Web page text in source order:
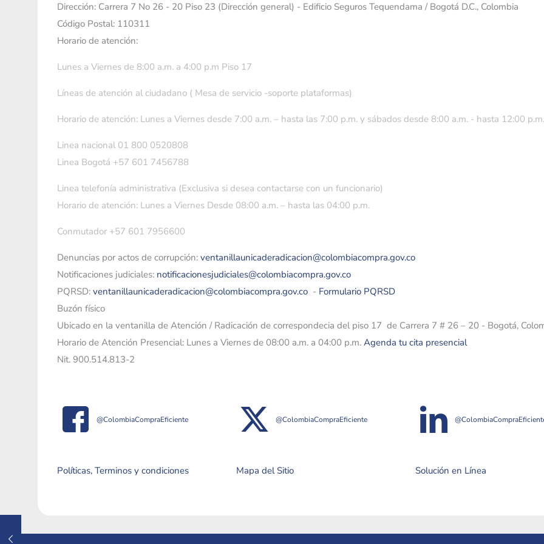
Dirección: Carrera 7 No 26 - 20 Piso 23 (Dirección general) - Edificio Seguros Tequendama / Bogotá D.C., Colombia
Código Postal: 110311
Horario de atención:
Lunes a Viernes de 8:00 a.m. a 4:00 p.m Piso 17
Líneas de atención al ciudadano ( Mesa de servicio -soporte plataformas)
Horario de atención: Lunes a Viernes desde 7:00 a.m. – hasta las 7:00 p.m. y sábados desde 8:00 a.m. - hasta 12:00 p.m.
Linea nacional 01 800 0520808
Linea Bogotá +57 601 7456788
Linea telefonía administrativa (Exclusiva si desea contactarse con un funcionario)
Horario de atención: Lunes a Viernes Desde 08:00 a.m. – hasta las 04:00 p.m.
Conmutador +57 601 7956600
Denuncias por actos de corrupción: ventanillaunicaderadicacion@colombiacompra.gov.co
Notificaciones judiciales: notificacionesjudiciales@colombiacompra.gov.co
PQRSD: ventanillaunicaderadicacion@colombiacompra.gov.co - Formulario PQRSD
Buzón físico
Ubicado en la ventanilla de Atención / Radicación de correspondecia del piso 17 de Carrera 7 # 26 – 20 - Bogotá,
Horario de Atención Presencial: Lunes a Viernes de 08:00 a.m. a 04:00 p.m. Agenda tu cita presencial
Nit. 900.514.813-2
@ColombiaCompraEficiente @ColombiaCompraEficiente
Políticas, Terminos y condiciones Mapa del Sitio Solución en Línea